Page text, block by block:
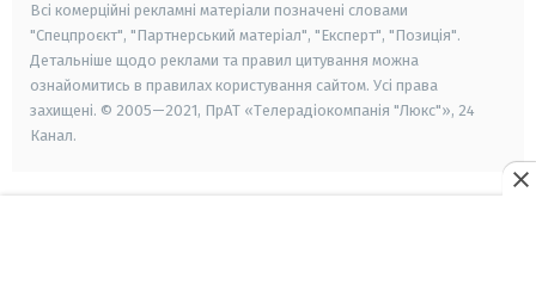
Всі комерційні рекламні матеріали позначені словами
"Спецпроєкт", "Партнерський матеріал", "Експерт", "Позиція".
Детальніше щодо реклами та правил цитування можна
ознайомитись в правилах користування сайтом. Усі права
захищені. © 2005—2021, ПрАТ «Телерадіокомпанія "Люкс"», 24
Канал.